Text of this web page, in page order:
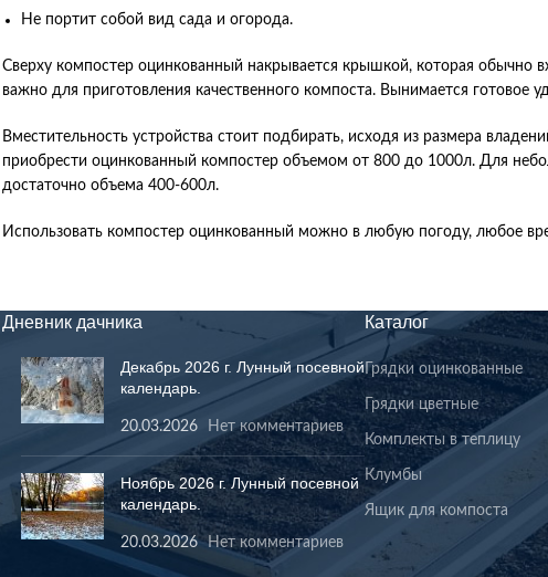
Не портит собой вид сада и огорода.
Сверху компостер оцинкованный накрывается крышкой, которая обычно
важно для приготовления качественного компоста. Вынимается готовое
Вместительность устройства стоит подбирать, исходя из размера
приобрести оцинкованный компостер объемом от 800 до 1000л. Для
достаточно объема 400-600л.
Использовать компостер оцинкованный можно в любую погоду, любое
Дневник дачника
Декабрь 2026 г. Лунный посевной
календарь.
20.03.2026 Нет комментариев
Ноябрь 2026 г. Лунный посевной
календарь.
20.03.2026 Нет комментариев
Каталог
Грядки оцинкованные
Грядки цветные
Комплекты в теплицу
Клумбы
Ящик для компоста